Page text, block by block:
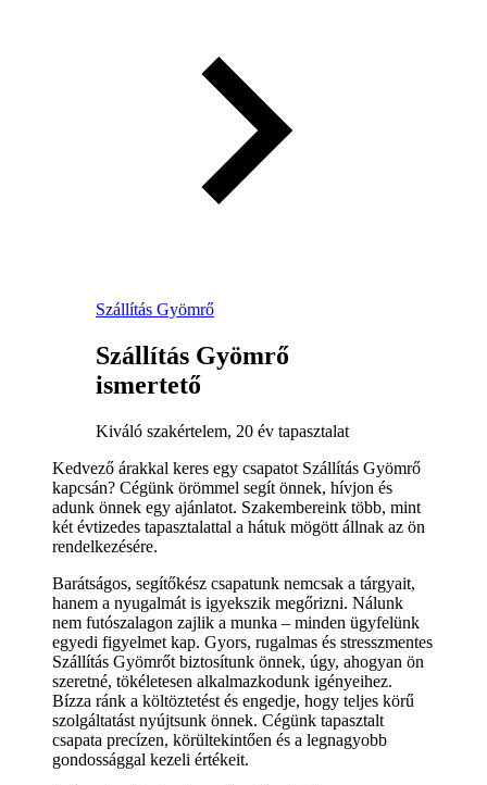
Szállítás Gyömrő
Szállítás Gyömrő
ismertető
Kiváló szakértelem, 20 év tapasztalat
Kedvező árakkal keres egy csapatot Szállítás Gyömrő
kapcsán? Cégünk örömmel segít önnek, hívjon és
adunk önnek egy ajánlatot. Szakembereink több, mint
két évtizedes tapasztalattal a hátuk mögött állnak az ön
rendelkezésére.
Barátságos, segítőkész csapatunk nemcsak a tárgyait,
hanem a nyugalmát is igyekszik megőrizni. Nálunk
nem futószalagon zajlik a munka – minden ügyfelünk
egyedi figyelmet kap. Gyors, rugalmas és stresszmentes
Szállítás Gyömrőt biztosítunk önnek, úgy, ahogyan ön
szeretné, tökéletesen alkalmazkodunk igényeihez.
Bízza ránk a költöztetést és engedje, hogy teljes körű
szolgáltatást nyújtsunk önnek. Cégünk tapasztalt
csapata precízen, körültekintően és a legnagyobb
gondossággal kezeli értékeit.